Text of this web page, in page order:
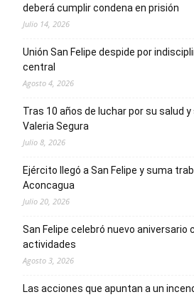
deberá cumplir condena en prisión
Julio 14, 2026
Unión San Felipe despide por
central
Agosto 4, 2026
Tras 10 años de luchar por su salud y
Valeria Segura
Julio 8, 2026
Ejército llegó a San Felipe y suma
Aconcagua
Julio 20, 2026
San Felipe celebró nuevo aniversario
actividades
Agosto 3, 2026
Las acciones que apuntan a un